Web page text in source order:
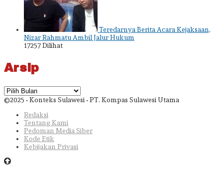
Teredarnya Berita Acara Kejaksaan,
Nizar Rahmatu Ambil Jalur Hukum
17257 Dilihat
Arsip
Arsip
©2025 • Konteks Sulawesi • PT. Kompas Sulawesi Utama
Redaksi
Tentang Kami
Pedoman Media Siber
Kode Etik
Kebijakan Privasi